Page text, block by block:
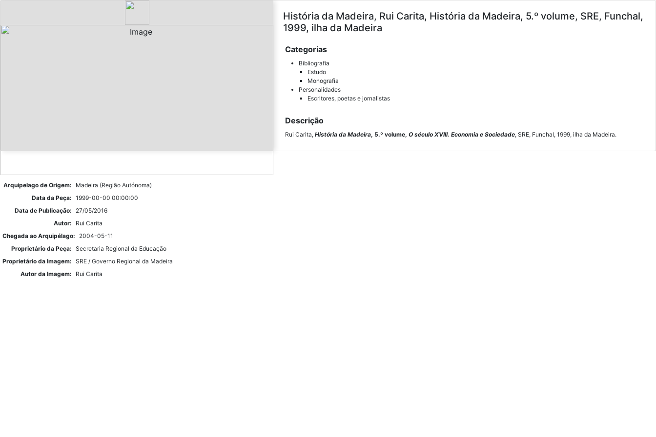
Arquipelago de Origem:
Madeira (Região Autónoma)
Data da Peça: 1999-00-00 00:00:00
Data de Publicação:
27/05/2016
Autor:
Rui Carita
Chegada ao Arquipélago:
2004-05-11
Proprietário da Peça: Secretaria Regional da Educação
Proprietário da Imagem: SRE / Governo Regional da Madeira
Autor da Imagem:
Rui Carita
História da Madeira, Rui Carita, História da Madeira, 5.º volume, SRE, Funchal,
1999, ilha da Madeira
Categorias
Bibliografia
Estudo
Monografia
Personalidades
Escritores, poetas e jornalistas
Descrição
Rui Carita,História da Madeira, 5.º volume,O século XVIII. Economia e Sociedade, SRE, Funchal, 1999, ilha da Madeira.